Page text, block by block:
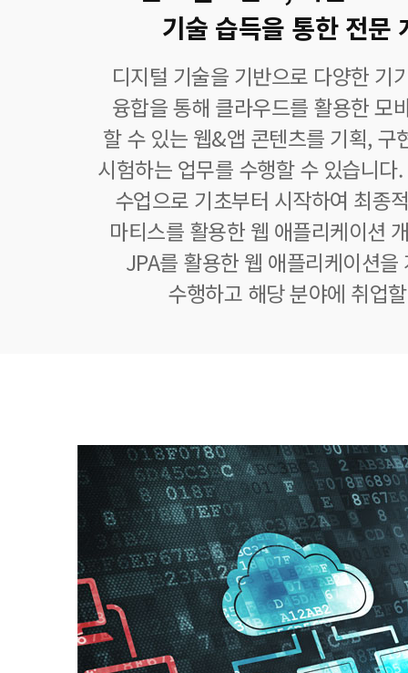
기술 습득을 통한 전문
디지털 기술을 기반으로 다양한 기
융합을 통해 클라우드를 활용한 모
할 수 있는 웹&앱 콘텐츠를 기획, 구
시험하는 업무를 수행할 수 있습니다
수업으로 기초부터 시작하여 최종
마티스를 활용한 웹 애플리케이션
JPA를 활용한 웹 애플리케이션
수행하고 해당 분야에 취업